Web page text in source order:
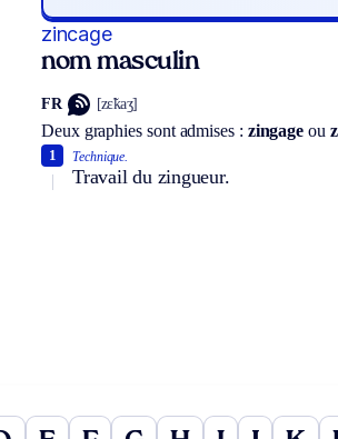
zincage
nom masculin
FR [zɛ̃kaʒ]
Deux graphies sont admises : zingage ou
Technique.
Travail du zingueur.
1